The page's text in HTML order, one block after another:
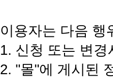
이용자는 다음 행
1. 신청 또는 변
2. "몰"에 게시된